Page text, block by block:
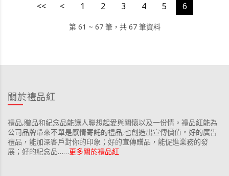
<< < 1 2 3 4 5 6
第 61 ~ 67 筆，共 67 筆資料
關於禮品紅
禮品,贈品和紀念品能讓人聯想起愛與關懷以及一份情。禮品紅能為
公司品牌帶來不單是感情寄託的禮品,也創造出宣傳價值。好的廣告
禮品，能加深客戶對你的印象；好的宣傳贈品，能促進業務的發
展；好的紀念品……更多關於禮品紅